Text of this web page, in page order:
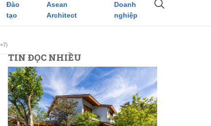
Đào
tạo
Asean
Architect
Doanh
nghiệp
TIN ĐỌC NHIỀU